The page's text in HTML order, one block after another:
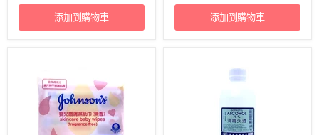
添加到購物車 添加到購物車